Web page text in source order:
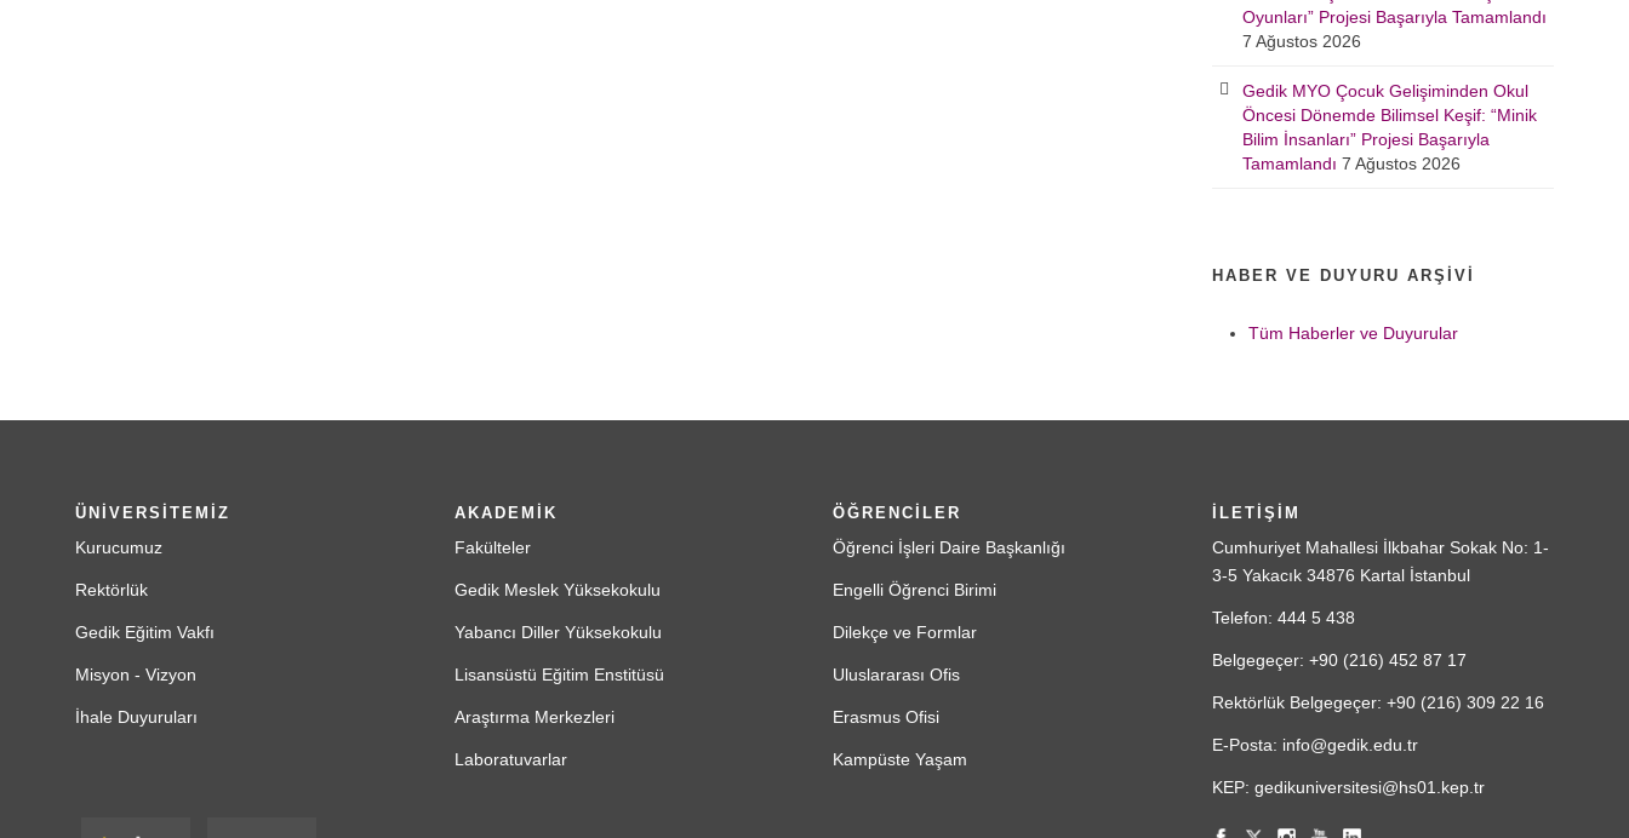
Oyunları” Projesi Başarıyla Tamamlandı
7 Ağustos 2026
Gedik MYO Çocuk Gelişiminden Okul
Öncesi Dönemde Bilimsel Keşif: “Minik
Bilim İnsanları” Projesi Başarıyla
Tamamlandı 7 Ağustos 2026
HABER VE DUYURU ARŞIVI
Tüm Haberler ve Duyurular
ÜNİVERSİTEMİZ
Kurucumuz
Rektörlük
Gedik Eğitim Vakfı
Misyon - Vizyon
İhale Duyuruları
AKADEMİK
Fakülteler
Gedik Meslek Yüksekokulu
Yabancı Diller Yüksekokulu
Lisansüstü Eğitim Enstitüsü
Araştırma Merkezleri
Laboratuvarlar
ÖĞRENCİLER
Öğrenci İşleri Daire Başkanlığı
Engelli Öğrenci Birimi
Dilekçe ve Formlar
Uluslararası Ofis
Erasmus Ofisi
Kampüste Yaşam
İLETİŞİM
Cumhuriyet Mahallesi İlkbahar Sokak No: 1-
3-5 Yakacık 34876 Kartal İstanbul
Telefon: 444 5 438
Belgegeçer: +90 (216) 452 87 17
Rektörlük Belgegeçer: +90 (216) 309 22 16
E-Posta: info@gedik.edu.tr
KEP: gedikuniversitesi@hs01.kep.tr